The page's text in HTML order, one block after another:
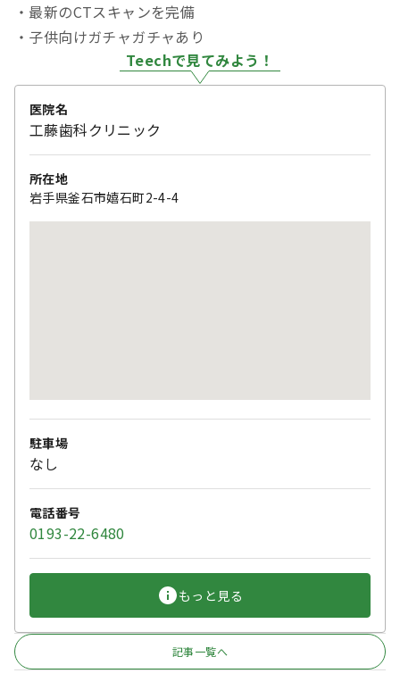
・最新のCTスキャンを完備
・子供向けガチャガチャあり
Teechで見てみよう！
医院名
工藤歯科クリニック
所在地
岩手県釜石市嬉石町2-4-4
駐車場
なし
電話番号
0193-22-6480
もっと見る
記事一覧へ